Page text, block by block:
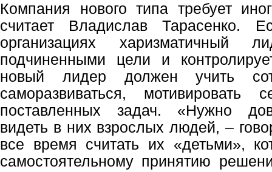
Компания нового типа требует
считает Владислав Тарасенко.
организациях харизматичный
подчиненными цели и
новый лидер должен учить
саморазвиваться,
поставленных задач. «Нужно
видеть в них взрослых людей, –
все время считать их «детьми»,
самостоятельному принятию